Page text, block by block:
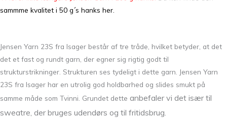
sammme kvalitet i 50 g´s hanks her.
Jensen Yarn 23S fra Isager består af tre tråde, hvilket betyder, at det
det et fast og rundt garn, der egner sig rigtig godt til
strukturstrikninger. Strukturen ses tydeligt i dette garn. Jensen Yarn
23S fra Isager har en utrolig god holdbarhed og slides smukt på
samme måde som Tvinni. Grundet dette anbefaler vi det især til
sweatre, der bruges udendørs og til fritidsbrug.